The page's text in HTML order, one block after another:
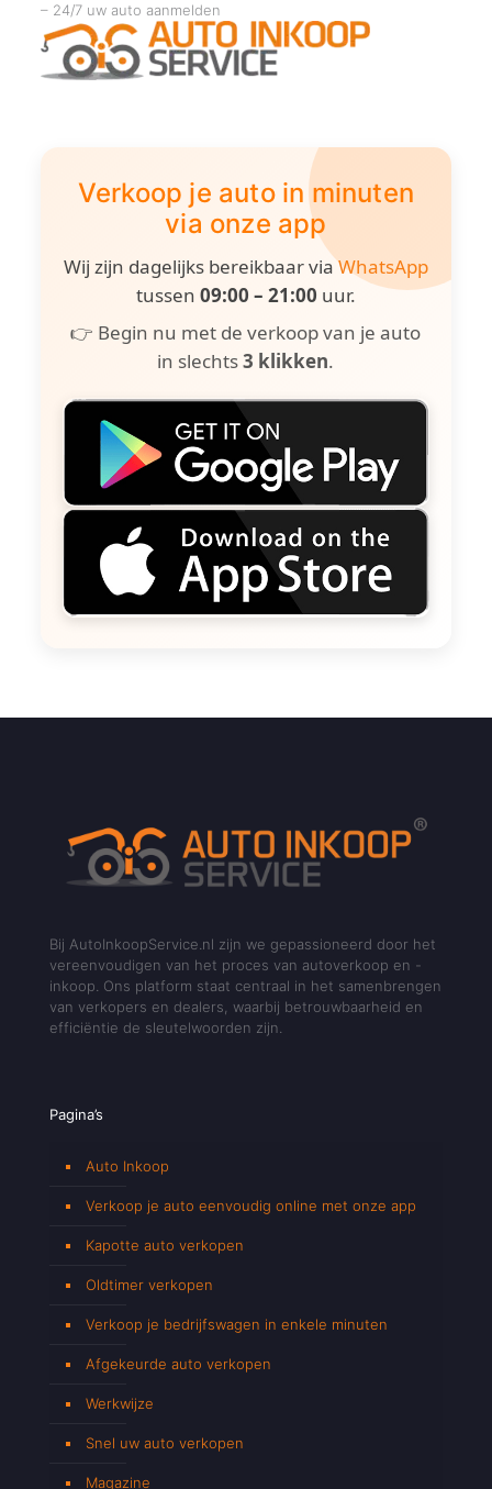
– 24/7 uw auto aanmelden
Verkoop je auto in minuten
via onze app
Wij zijn dagelijks bereikbaar viaWhatsApp
tussen 09:00 – 21:00 uur.
👉 Begin nu met de verkoop van je auto
in slechts3 klikken.
Bij AutoInkoopService.nl zijn we gepassioneerd door het
vereenvoudigen van het proces van autoverkoop en -
inkoop. Ons platform staat centraal in het samenbrengen
van verkopers en dealers, waarbij betrouwbaarheid en
efficiëntie de sleutelwoorden zijn.
Pagina’s
Auto Inkoop
Verkoop je auto eenvoudig online met onze app
Kapotte auto verkopen
Oldtimer verkopen
Verkoop je bedrijfswagen in enkele minuten
Afgekeurde auto verkopen
Werkwijze
Snel uw auto verkopen
Magazine